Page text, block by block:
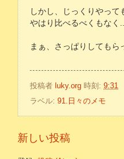
しかし、じっくりやっ
やはり比べるべくもなく
まぁ、さっぱりしてもら
投稿者 luky.org 時刻: 9:31
ラベル: 91.日々のメモ
新しい投稿